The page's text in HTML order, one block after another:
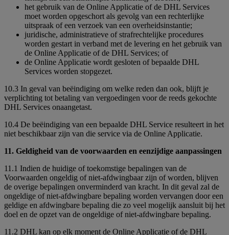
het gebruik van de Online Applicatie of de DHL Services
moet worden opgeschort als gevolg van een rechterlijke
uitspraak of een verzoek van een overheidsinstantie;
juridische, administratieve of strafrechtelijke procedures
worden gestart in verband met de levering en het gebruik van
de Online Applicatie of de DHL Services; of
de Online Applicatie wordt gesloten of bepaalde DHL
Services worden stopgezet.
10.3 In geval van beëindiging om welke reden dan ook, blijft je
verplichting tot betaling van vergoedingen voor de reeds gekochte
DHL Services onaangetast.
10.4 De beëindiging van een bepaalde DHL Service resulteert in het
niet beschikbaar zijn van die service via de Online Applicatie.
11. Geldigheid van de voorwaarden en eenzijdige aanpassingen
11.1 Indien de huidige of toekomstige bepalingen van de
Voorwaarden ongeldig of niet-afdwingbaar zijn of worden, blijven
de overige bepalingen onverminderd van kracht. In dit geval zal de
ongeldige of niet-afdwingbare bepaling worden vervangen door een
geldige en afdwingbare bepaling die zo veel mogelijk aansluit bij het
doel en de opzet van de ongeldige of niet-afdwingbare bepaling.
11.2 DHL kan op elk moment de Online Applicatie of de DHL